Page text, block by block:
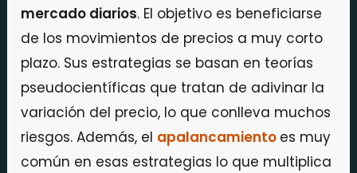
mercado diarios. El objetivo es beneficiarse
de los movimientos de precios a muy corto
plazo. Sus estrategias se basan en teorías
pseudocientíficas que tratan de adivinar la
variación del precio, lo que conlleva muchos
riesgos. Además, el apalancamiento es muy
común en esas estrategias lo que multiplica